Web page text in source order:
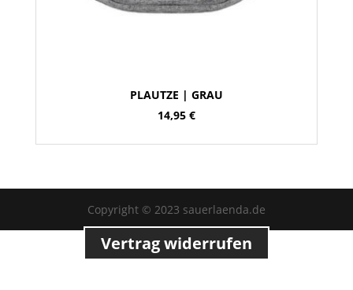
PLAUTZE | GRAU
14,95 €
Copyright © 2023 sauerlaenda.de
Vertrag widerrufen